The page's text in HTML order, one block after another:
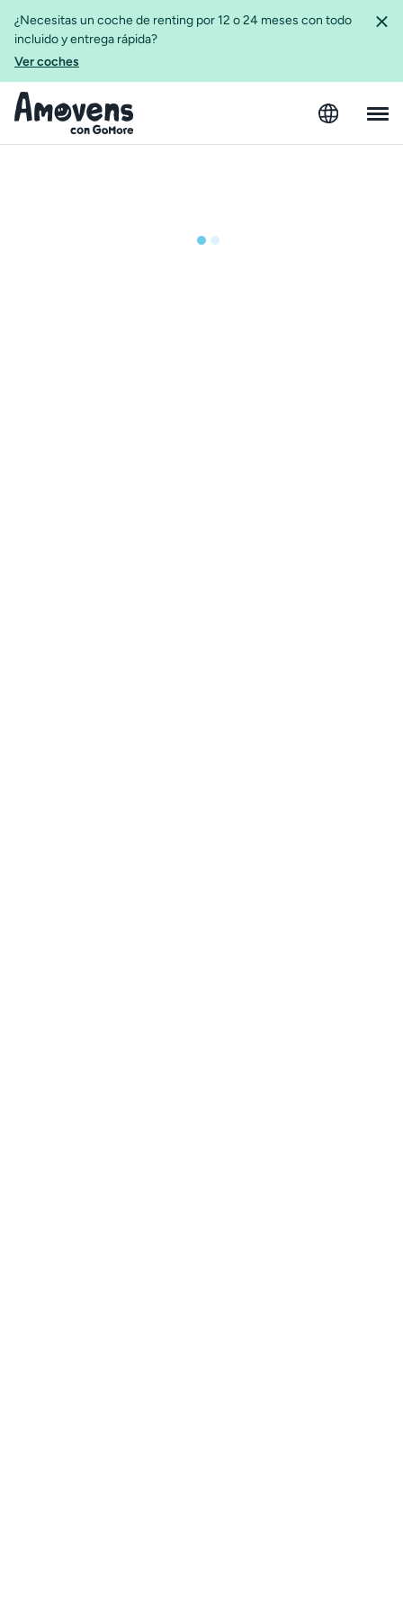
¿Necesitas un coche de renting por 12 o 24 meses con todo
incluido y entrega rápida?
Ver coches